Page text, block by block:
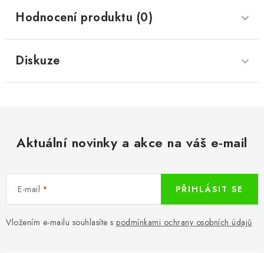
Hodnocení produktu (0)
Diskuze
Aktuální novinky a akce na váš e-mail
E-mail
Vložením e-mailu souhlasíte s podmínkami ochrany osobních údajů
PŘIHLÁSIT SE